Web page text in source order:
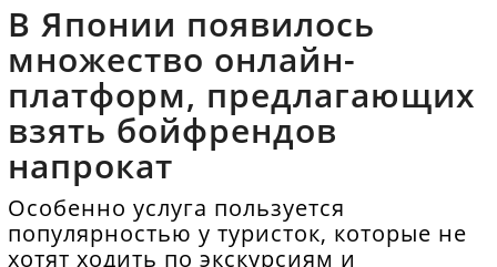
В Японии появилось
множество онлайн-
платформ, предлагающих
взять бойфрендов
напрокат
Особенно услуга пользуется
популярностью у туристок, которые не
хотят ходить по экскурсиям и